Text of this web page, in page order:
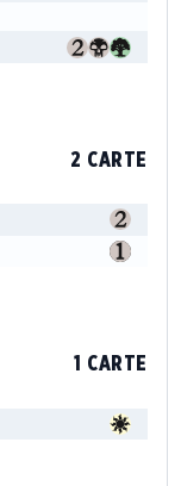
2 CARTE
1 CARTE